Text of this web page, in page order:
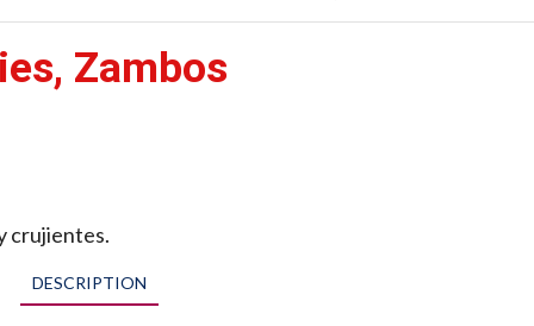
Zambos
crujientes.
DESCRIPTION